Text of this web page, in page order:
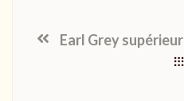
Earl Grey supérieur